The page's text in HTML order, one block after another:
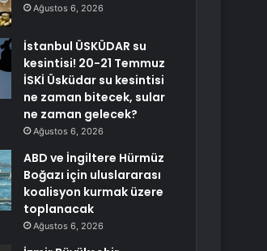
Ağustos 6, 2026
İstanbul ÜSKÜDAR su
kesintisi! 20-21 Temmuz
İSKİ Üsküdar su kesintisi
ne zaman bitecek, sular
ne zaman gelecek?
Ağustos 6, 2026
ABD ve İngiltere Hürmüz
Boğazı için uluslararası
koalisyon kurmak üzere
toplanacak
Ağustos 6, 2026